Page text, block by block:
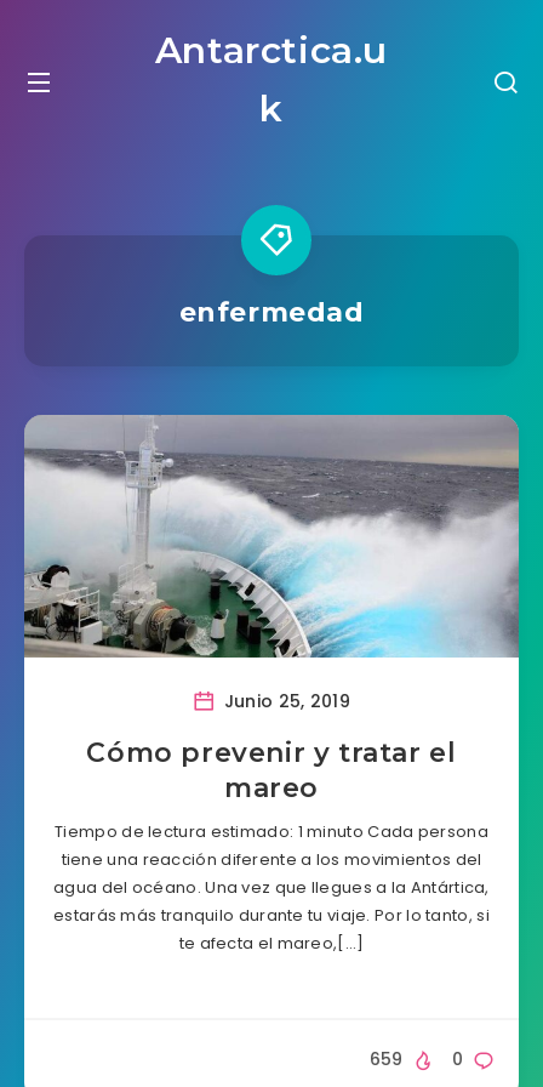
Antarctica.u
k
enfermedad
Junio 25, 2019
Cómo prevenir y tratar el
mareo
Tiempo de lectura estimado: 1 minuto Cada persona
tiene una reacción diferente a los movimientos del
agua del océano. Una vez que llegues a la Antártica,
estarás más tranquilo durante tu viaje. Por lo tanto, si
te afecta el mareo,[…]
0
659